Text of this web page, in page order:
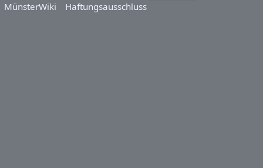
MünsterWiki
Haftungsausschluss